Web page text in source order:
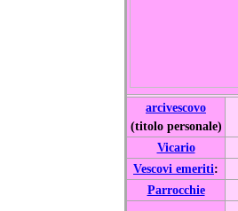
arcivescovo
(titolo personale)
Vicario
Vescovi emeriti:
Parrocchie